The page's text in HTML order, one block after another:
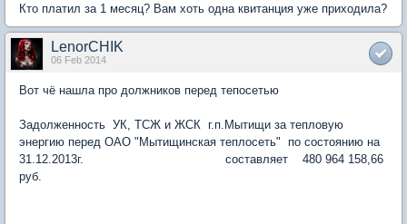
Кто платил за 1 месяц? Вам хоть одна квитанция уже приходила?
LenorCHIK
06 Feb 2014
Вот чё нашла про должников перед тепосетью
Задолженность УК, ТСЖ и ЖСК г.п.Мытищи за тепловую
энергию перед ОАО "Мытищинская теплосеть" по состоянию на
31.12.2013г. составляет 480 964 158,66
руб.